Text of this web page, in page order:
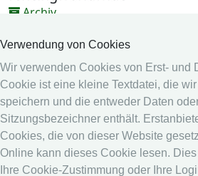
Verwendung von Cookies
Wir verwenden Cookies von Erst- und
Cookie ist eine kleine Textdatei, die
speichern und die entweder Daten
Sitzungsbezeichner enthält.
Cookies, die von dieser Website
Online kann dieses Cookie lesen.
Ihre Cookie-Zustimmung oder Ihre
Archiv
Online System
Online System
Kalender
Rangliste